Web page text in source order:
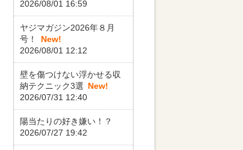
2026/08/01 16:59
ヤジマガジン2026年８月
号！
New!
2026/08/01 12:12
壁を傷つけない浮かせる収
納テクニック3選 New!
2026/07/31 12:40
陽当たりの好き嫌い！？
2026/07/27 19:42